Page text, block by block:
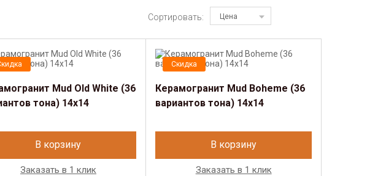
Сортировать: Цена
Mud Old White (36
тона) 14х14
В корзину
Заказать в 1 клик
Скидка
Керамогранит Mud Boheme (36
вариантов тона) 14х14
В корзину
Заказать в 1 клик